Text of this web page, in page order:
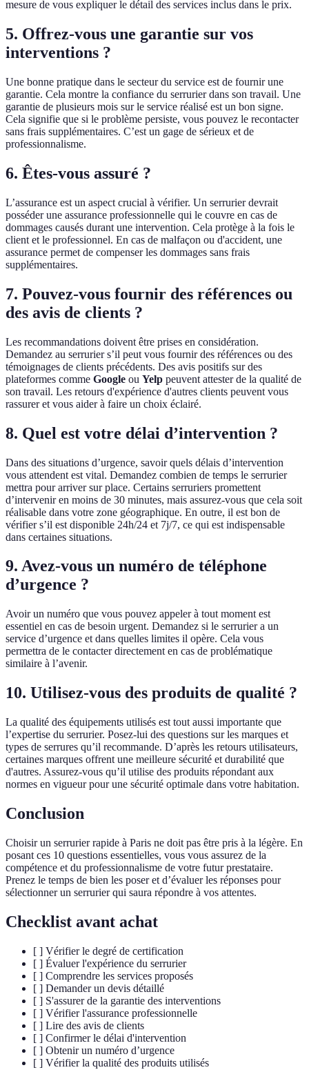
mesure de vous expliquer le détail des services inclus dans le prix.
5. Offrez-vous une garantie sur vos
interventions ?
Une bonne pratique dans le secteur du service est de fournir une
garantie. Cela montre la confiance du serrurier dans son travail. Une
garantie de plusieurs mois sur le service réalisé est un bon signe.
Cela signifie que si le problème persiste, vous pouvez le recontacter
sans frais supplémentaires. C’est un gage de sérieux et de
professionnalisme.
6. Êtes-vous assuré ?
L’assurance est un aspect crucial à vérifier. Un serrurier devrait
posséder une assurance professionnelle qui le couvre en cas de
dommages causés durant une intervention. Cela protège à la fois le
client et le professionnel. En cas de malfaçon ou d'accident, une
assurance permet de compenser les dommages sans frais
supplémentaires.
7. Pouvez-vous fournir des références ou
des avis de clients ?
Les recommandations doivent être prises en considération.
Demandez au serrurier s’il peut vous fournir des références ou des
témoignages de clients précédents. Des avis positifs sur des
plateformes comme Google ou Yelp peuvent attester de la qualité de
son travail. Les retours d'expérience d'autres clients peuvent vous
rassurer et vous aider à faire un choix éclairé.
8. Quel est votre délai d’intervention ?
Dans des situations d’urgence, savoir quels délais d’intervention
vous attendent est vital. Demandez combien de temps le serrurier
mettra pour arriver sur place. Certains serruriers promettent
d’intervenir en moins de 30 minutes, mais assurez-vous que cela soit
réalisable dans votre zone géographique. En outre, il est bon de
vérifier s’il est disponible 24h/24 et 7j/7, ce qui est indispensable
dans certaines situations.
9. Avez-vous un numéro de téléphone
d’urgence ?
Avoir un numéro que vous pouvez appeler à tout moment est
essentiel en cas de besoin urgent. Demandez si le serrurier a un
service d’urgence et dans quelles limites il opère. Cela vous
permettra de le contacter directement en cas de problématique
similaire à l’avenir.
10. Utilisez-vous des produits de qualité ?
La qualité des équipements utilisés est tout aussi importante que
l’expertise du serrurier. Posez-lui des questions sur les marques et
types de serrures qu’il recommande. D’après les retours utilisateurs,
certaines marques offrent une meilleure sécurité et durabilité que
d'autres. Assurez-vous qu’il utilise des produits répondant aux
normes en vigueur pour une sécurité optimale dans votre habitation.
Conclusion
Choisir un serrurier rapide à Paris ne doit pas être pris à la légère. En
posant ces 10 questions essentielles, vous vous assurez de la
compétence et du professionnalisme de votre futur prestataire.
Prenez le temps de bien les poser et d’évaluer les réponses pour
sélectionner un serrurier qui saura répondre à vos attentes.
Checklist avant achat
[ ] Vérifier le degré de certification
[ ] Évaluer l'expérience du serrurier
[ ] Comprendre les services proposés
[ ] Demander un devis détaillé
[ ] S'assurer de la garantie des interventions
[ ] Vérifier l'assurance professionnelle
[ ] Lire des avis de clients
[ ] Confirmer le délai d'intervention
[ ] Obtenir un numéro d’urgence
[ ] Vérifier la qualité des produits utilisés